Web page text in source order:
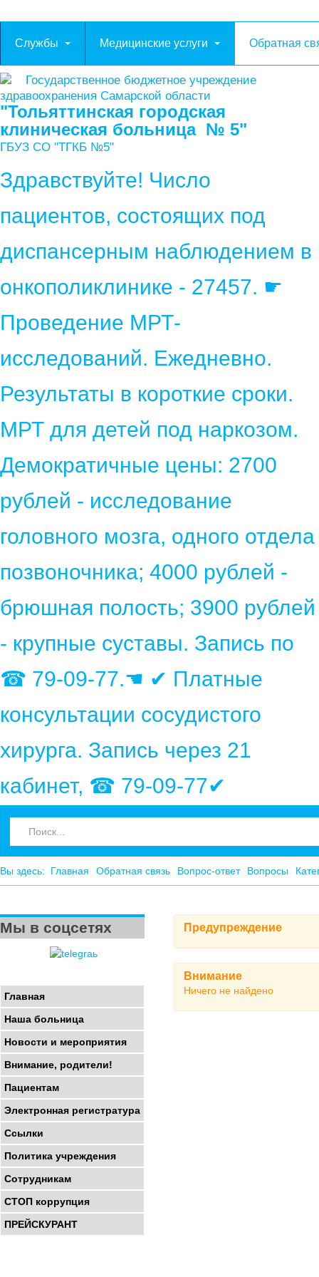
Службы Медицинские услуги Обратная
Государственное бюджетное учреждение
здравоохранения Самарской области
"Тольяттинская городская
клиническая больница № 5"
ГБУЗ СО "ТГКБ №5"
Здравствуйте! Число
пациентов, состоящих под
диспансерным наблюдением в
онкополиклинике - 27457. ☛
Проведение МРТ-
исследований. Ежедневно.
Результаты в короткие сроки.
МРТ для детей под наркозом.
Демократичные цены: 2700
рублей - исследование
головного мозга, одного отдела
позвоночника; 4000 рублей -
брюшная полость; 3900 рублей
- крупные суставы. Запись по
☎ 79-09-77.☚ ✔ Платные
консультации сосудистого
хирурга. Запись через 21
кабинет, ☎ 79-09-77✔
Вы здесь: Главная Обратная связь Вопрос-ответ Вопросы
Предупреждение
Внимание
Ничего не найдено
Мы в соцсетях
Главная
Наша больница
Новости и мероприятия
Внимание, родители!
Пациентам
Электронная регистратура
Ссылки
Политика учреждения
Сотрудникам
СТОП коррупция
ПРЕЙСКУРАНТ